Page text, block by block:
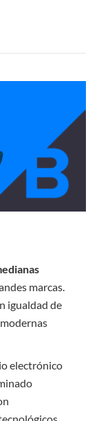
marcas.
igualdad de
electrónico